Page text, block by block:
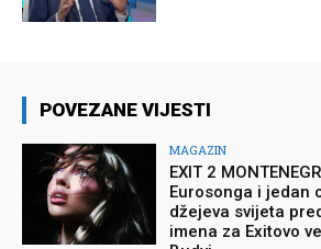
POVEZANE VIJESTI
MAGAZIN
EXIT 2
Eurosonga i jedan
džejeva svijeta
imena za Exitovo